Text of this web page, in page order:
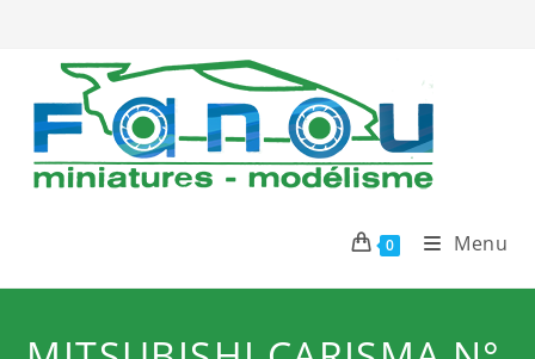
0 Menu